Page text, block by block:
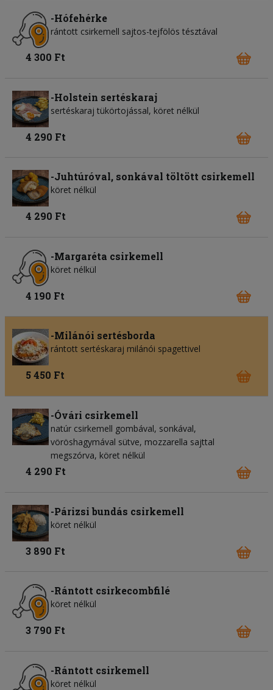
-Hófehérke
rántott csirkemell sajtos-tejfölös tésztával
4 300 Ft
-Holstein sertéskaraj
sertéskaraj tükörtojással, köret nélkül
4 290 Ft
-Juhtúróval, sonkával töltött csirkemell
köret nélkül
4 290 Ft
-Margaréta csirkemell
köret nélkül
4 190 Ft
-Milánói sertésborda
rántott sertéskaraj milánói spagettivel
5 450 Ft
-Óvári csirkemell
natúr csirkemell gombával, sonkával,
vöröshagymával sütve, mozzarella sajttal
megszórva, köret nélkül
4 290 Ft
-Párizsi bundás csirkemell
köret nélkül
3 890 Ft
-Rántott csirkecombfilé
köret nélkül
3 790 Ft
-Rántott csirkemell
köret nélkül